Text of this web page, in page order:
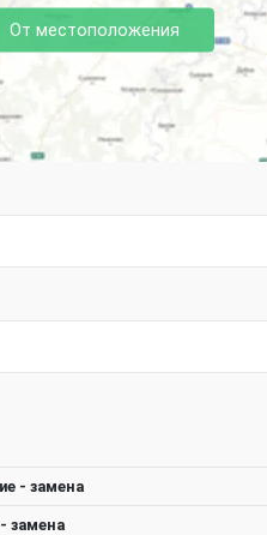
От местоположения
- замена
замена